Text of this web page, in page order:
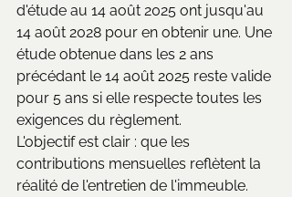
d'étude au 14 août 2025 ont jusqu'au
14 août 2028 pour en obtenir une. Une
étude obtenue dans les 2 ans
précédant le 14 août 2025 reste valide
pour 5 ans si elle respecte toutes les
exigences du règlement.
L'objectif est clair : que les
contributions mensuelles reflètent la
réalité de l'entretien de l'immeuble.